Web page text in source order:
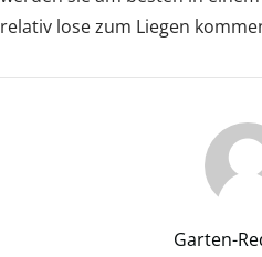
relativ lose zum Liegen
Garten-